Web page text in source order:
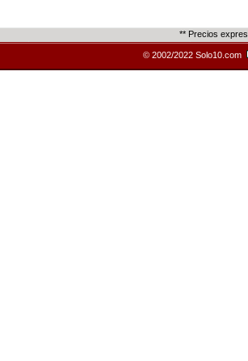
** Precios
© 2002/2022 Solo10.com